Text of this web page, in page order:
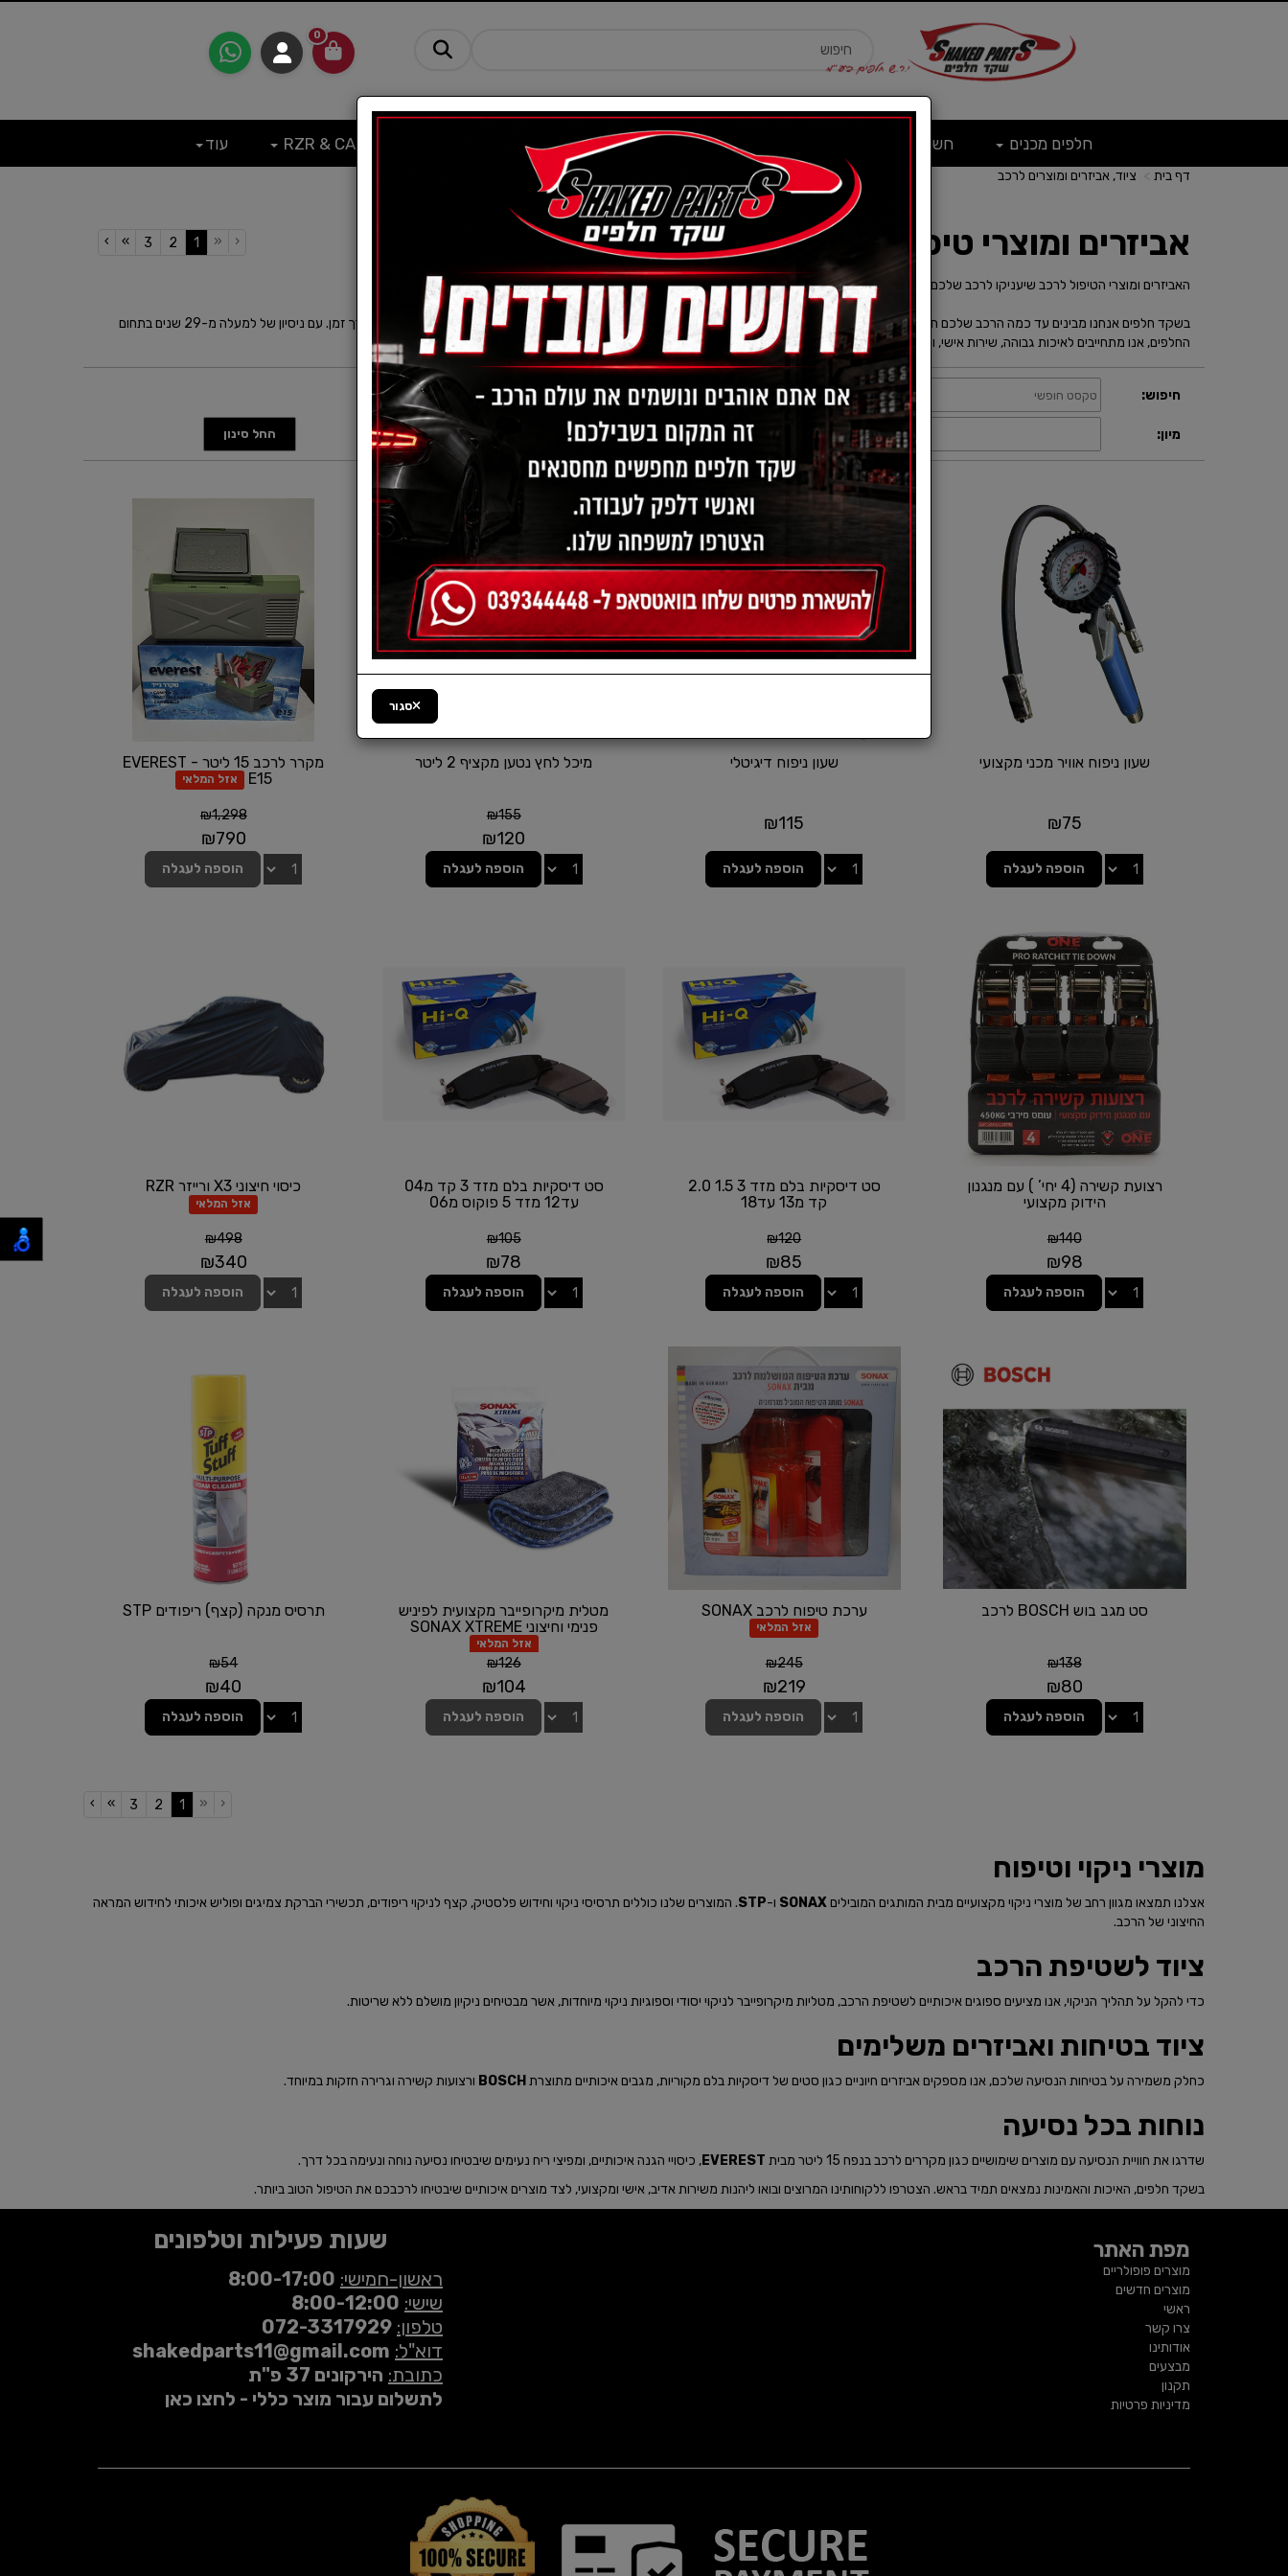
0
חלפים מכנים חשמל ציוד, אביזרים ומוצרים לרכב עוד
דף בית ציוד, אביזרים ומוצרים לרכב
אביזרים ומוצרי טיפוח לרכב ‹
«
1
(current)
2
3
»
›
האביזרים ומוצרי הטיפול לרכב שיעניקו לרכב שלכם את הטוב ביותר
בשקד חלפים אנחנו מבינים עד כמה הרכב שלכם חשוב לכם, ולכן אנו מציעים לכם מגוון איכותי של אביזרים ומוצרי טיפול לרכב שישמרו עליו נקי, מטופח ובטיחותי לאורך זמן. עם ניסיון של למעלה מ-29 שנים בתחום
החלפים, אנו מתחייבים לאיכות גבוהה, שירות אישי, ומחירים משתלמים במיוחד.
חיפוש: קטגוריה: ציוד, אביזרים ומוצרים לרכב מחיר: -
מיון: תצוגה: הצג שורות:
שעון ניפוח אוויר מכני מקצועי
₪75
הוספה לעגלה
שעון ניפוח דיגיטלי
₪115
הוספה לעגלה
מיכל לחץ נטען מקציף 2 ליטר
₪155
₪120
הוספה לעגלה
מקרר לרכב 15 ליטר - EVEREST
E15
אזל המלאי
₪1,298
₪790
הוספה לעגלה
רצועת קשירה (4 יחי’ ) עם מנגנון
הידוק מקצועי
₪140
₪98
הוספה לעגלה
סט דיסקיות בלם מזד 3 1.5 2.0
קד מ13 עד18
₪120
₪85
הוספה לעגלה
סט דיסקיות בלם מזד 3 קד מ04
עד12 מזד 5 פוקוס מ06
₪105
₪78
הוספה לעגלה
כיסוי חיצוני X3 ורייזר RZR
אזל המלאי
₪498
₪340
הוספה לעגלה
סט מגב בוש BOSCH לרכב
₪138
₪80
הוספה לעגלה
ערכת טיפוח לרכב SONAX
אזל המלאי
₪245
₪219
הוספה לעגלה
מטלית מיקרופייבר מקצועית לפיניש
פנימי וחיצוני SONAX XTREME
אזל המלאי
₪126
₪104
הוספה לעגלה
תרסיס מנקה (קצף) ריפודים STP
₪54
₪40
הוספה לעגלה
‹
«
1
(current)
2
3
»
›
מוצרי ניקוי וטיפוח
אצלנו תמצאו מגוון רחב של מוצרי ניקוי מקצועיים מבית המותגים המוביליםSONAX ו-STP. המוצרים שלנו כוללים תרסיסי ניקוי וחידוש פלסטיק, קצף לניקוי ריפודים, תכשירי הברקת צמיגים ופוליש איכותי לחידוש המראה
החיצוני של הרכב.
ציוד לשטיפת הרכב
כדי להקל על תהליך הניקוי, אנו מציעים ספוגים איכותיים לשטיפת הרכב, מטליות מיקרופייבר לניקוי יסודי וספוגיות ניקוי מיוחדות, אשר מבטיחים ניקיון מושלם ללא שריטות.
ציוד בטיחות ואביזרים משלימים
כחלק משמירה על בטיחות הנסיעה שלכם, אנו מספקים אביזרים חיוניים כגון סטים של דיסקיות בלם מקוריות, מגבים איכותיים מתוצרת BOSCH ורצועות קשירה וגרירה חזקות במיוחד.
נוחות בכל נסיעה
שדרגו את חוויית הנסיעה עם מוצרים שימושיים כגון מקררים לרכב בנפח 15 ליטר מבית EVEREST, כיסויי הגנה איכותיים, ומפיצי ריח נעימים שיבטיחו נסיעה נוחה ונעימה בכל דרך.
בשקד חלפים, האיכות והאמינות נמצאים תמיד בראש. הצטרפו ללקוחותינו המרוצים ובואו ליהנות משירות אדיב, אישי ומקצועי, לצד מוצרים איכותיים שיבטיחו לרכבכם את הטיפול הטוב ביותר.
מפת האתר
מוצרים פופולריים
מוצרים חדשים
ראשי
צרו קשר
אודותינו
מבצעים
תקנון
מדיניות פרטיות
שעות פעילות וטלפונים
ראשון-חמישי: 8:00-17:00
שישי: 8:00-12:00
טלפון: 072-3317929
דוא"ל: shakedparts11@gmail.com
כתובת: הירקונים 37 פ"ת
לתשלום עבור מוצר כללי - לחצו כאן
סגור